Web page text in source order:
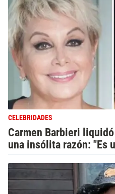
CELEBRIDADES
Carmen Barbieri
una insólita razón: "Es